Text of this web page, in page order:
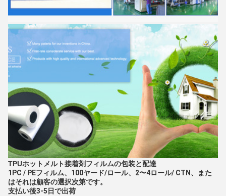
TPUホットメルト接着剤フィルムの包装と配達
1PC / PEフィルム、100ヤード/ロール、2〜4ロール/ CTN、また
はそれは顧客の選択次第です。
支払い後3-5日で出荷